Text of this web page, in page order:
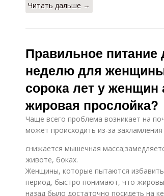
Читать дальше →
Правильное
неделю для
сорока лет у женщин
жировая прослойка?
Чаще всего проблема возникает на
может происходить из-за
снижается мышечная
животе, боках.
Женщины, которые пытаются
период, быстро понимают, что
назад было достаточно посидеть на